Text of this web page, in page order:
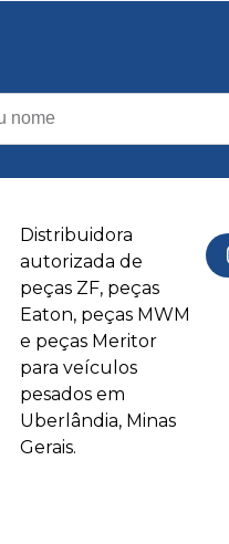
Distribuidora
autorizada de
peças ZF, peças
Eaton, peças MWM
e peças Meritor
para veículos
pesados em
Uberlândia, Minas
Gerais.